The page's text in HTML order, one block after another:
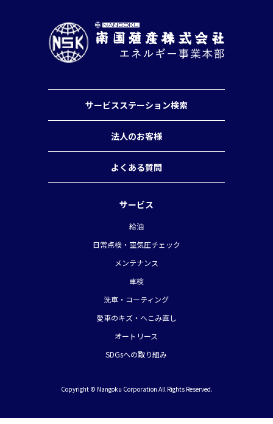
サービスステーション検索
法人のお客様
よくある質問
サービス
給油
日常点検・空気圧チェック
メンテナンス
車検
洗車・コーティング
愛車のキズ・へこみ直し
オートリース
SDGsへの取り組み
Copyright © Nangoku Corporation All Rights Reserved.